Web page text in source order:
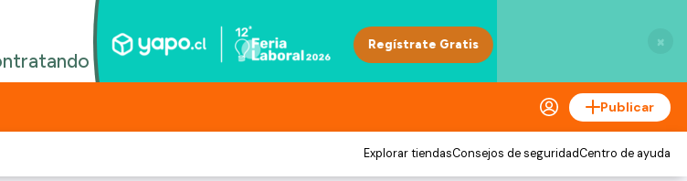
×
Publicar
Explorar tiendasConsejos de seguridadCentro de ayuda